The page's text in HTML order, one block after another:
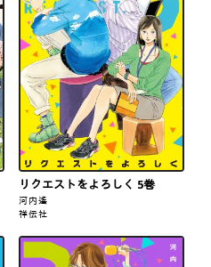
リクエストをよろしく 5巻
河内遙
祥伝社